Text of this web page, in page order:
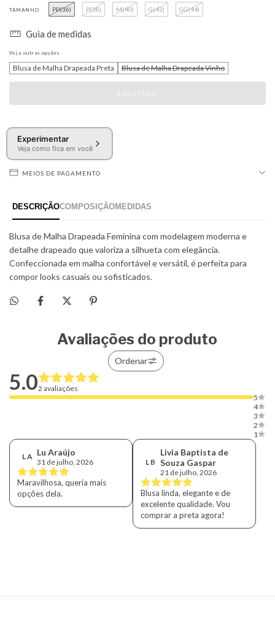
TAMANHO PP(36) P(38) M(40) G(42) GG(44)
Guia de medidas
Veja outras opções
Blusa de Malha Drapeada Preta Blusa de Malha Drapeada Vinho
Experimentar
Veja como fica em você
MEIOS DE PAGAMENTO
Avaliações do produto
Ordenar
5.02 avaliações
5
4
3
2
1
L A Lu Araújo
31 de julho, 2026
Maravilhosa, queria mais
opções dela.
L B
Livia Baptista de
Souza Gaspar
21 de julho, 2026
Blusa linda, elegante e de
excelente qualidade. Vou
comprar a preta agora!